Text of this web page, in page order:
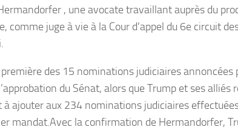
, une avocate travaillant auprès du
comme juge à vie à la Cour d’appel du 6e circuit
des 15 nominations judiciaires annoncées
du Sénat, alors que Trump et ses alliés
à ajouter aux 234 nominations judiciaires
mandat.Avec la confirmation de Hermandorfer,